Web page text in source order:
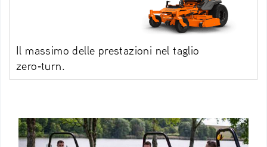
Il massimo delle prestazioni nel taglio
zero‑turn.